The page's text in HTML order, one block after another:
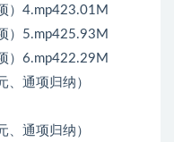
）4.mp423.01M
）5.mp425.93M
）6.mp422.29M
通项归纳）
通项归纳）